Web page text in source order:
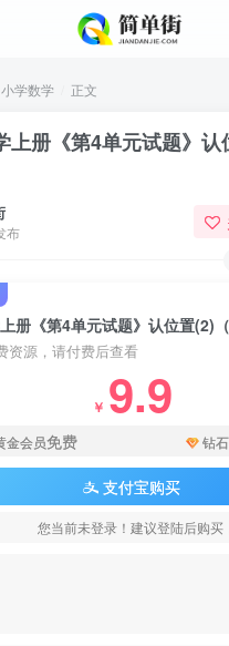
小学数学 正文
上册《第4单元试题》
布
册《第4单元试题》认位置(2)（
资源，请付费后查看
￥ 9.9
金会员免费 钻
支付宝购买
您当前未登录！建议登陆后购买